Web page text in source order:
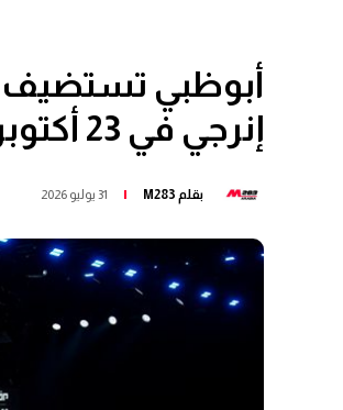
إنرجي في 23 أكتوبر
بقلم M283 31 يوليو 2026